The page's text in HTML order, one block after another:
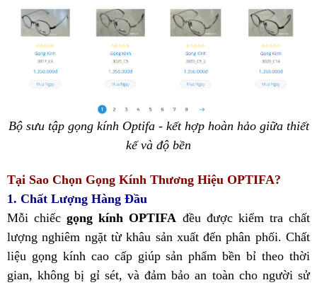
Bộ sưu tập gọng kính Optifa - kết hợp hoàn hảo giữa thiết
kế và độ bền
Tại Sao Chọn Gọng Kính Thương Hiệu OPTIFA?
1. Chất Lượng Hàng Đầu
Mỗi chiếcgọng kính OPTIFA đều được kiểm tra chất
lượng nghiêm ngặt từ khâu sản xuất đến phân phối. Chất
liệu gọng kính cao cấp giúp sản phẩm bền bỉ theo thời
gian, không bị gỉ sét, và đảm bảo an toàn cho người sử